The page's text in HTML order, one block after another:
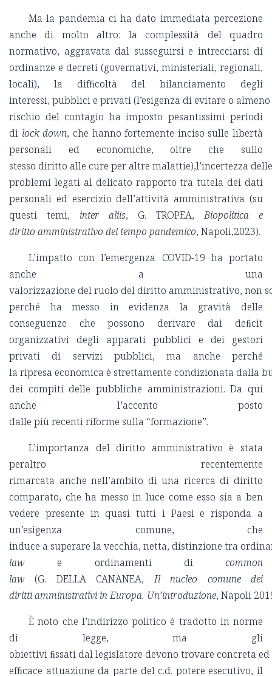
Ma la pandemia ci ha dato immediata percezione
anche di molto altro: la complessità del quadro
normativo, aggravata dal susseguirsi e intrecciarsi di
ordinanze e decreti (governativi, ministeriali, regionali,
locali), la difﬁcoltà del bilanciamento degli
interessi, pubblici e privati (l’esigenza di evitare o
rischio del contagio ha imposto pesantissimi periodi
di lock down, che hanno fortemente inciso sulle libertà
personali ed economiche, oltre che sullo
stesso diritto alle cure per altre malattie),l’incertezza
problemi legati al delicato rapporto tra tutela dei dati
personali ed esercizio dell’attività amministrativa (su
questi temi, inter aliis, G. TROPEA,Biopolitica e
diritto amministrativo del tempo pandemico, Napoli,2023).
L’impatto con l’emergenza COVID-19 ha portato
anche a una
valorizzazione del ruolo del diritto amministrativo, non
perché ha messo in evidenza la gravità delle
conseguenze che possono derivare dai deﬁcit
organizzativi degli apparati pubblici e dei gestori
privati di servizi pubblici, ma anche perché
la ripresa economica è strettamente condizionata dalla
dei compiti delle pubbliche amministrazioni. Da qui
anche l’accento posto
dalle più recenti riforme sulla “formazione”.
L’importanza del diritto amministrativo è stata
peraltro recentemente
rimarcata anche nell’ambito di una ricerca di diritto
comparato, che ha messo in luce come esso sia a ben
vedere presente in quasi tutti i Paesi e risponda a
un’esigenza comune, che
induce a superare la vecchia, netta, distinzione tra
law e ordinamenti di common
law (G. DELLA CANANEA,Il nucleo comune dei
diritti amministrativi in Europa. Un’introduzione, Napoli
È noto che l’indirizzo politico è tradotto in norme
di legge, ma gli
obiettivi ﬁssati dal legislatore devono trovare concreta ed
efﬁcace attuazione da parte del c.d. potere esecutivo, il